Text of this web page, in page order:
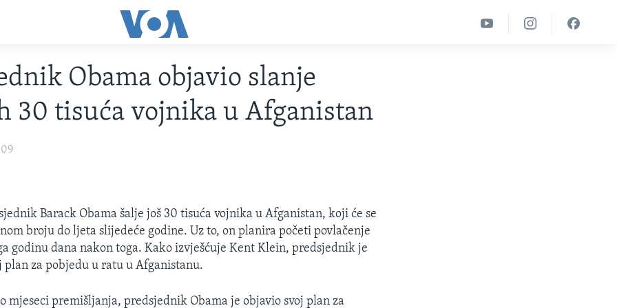
Obama objavio slanje
30 tisuća vojnika u Afganistan
Barack Obama šalje još 30 tisuća vojnika u Afganistan, koji će se
broju do ljeta slijedeće godine. Uz to, on planira početi povlačenje
godinu dana nakon toga. Kako izvješćuje Kent Klein, predsjednik je
plan za pobjedu u ratu u Afganistanu.
mjeseci premišljanja, predsjednik Obama je objavio svoj plan za